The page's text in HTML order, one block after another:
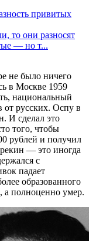
привитых
то они разносят
— но т...
не было ничего
в Москве 1959
национальный
от русских. Оспу в
И сделал это
того, чтобы
рублей и получил
— это иногда
с
падает
образованного
а полноценно умер.